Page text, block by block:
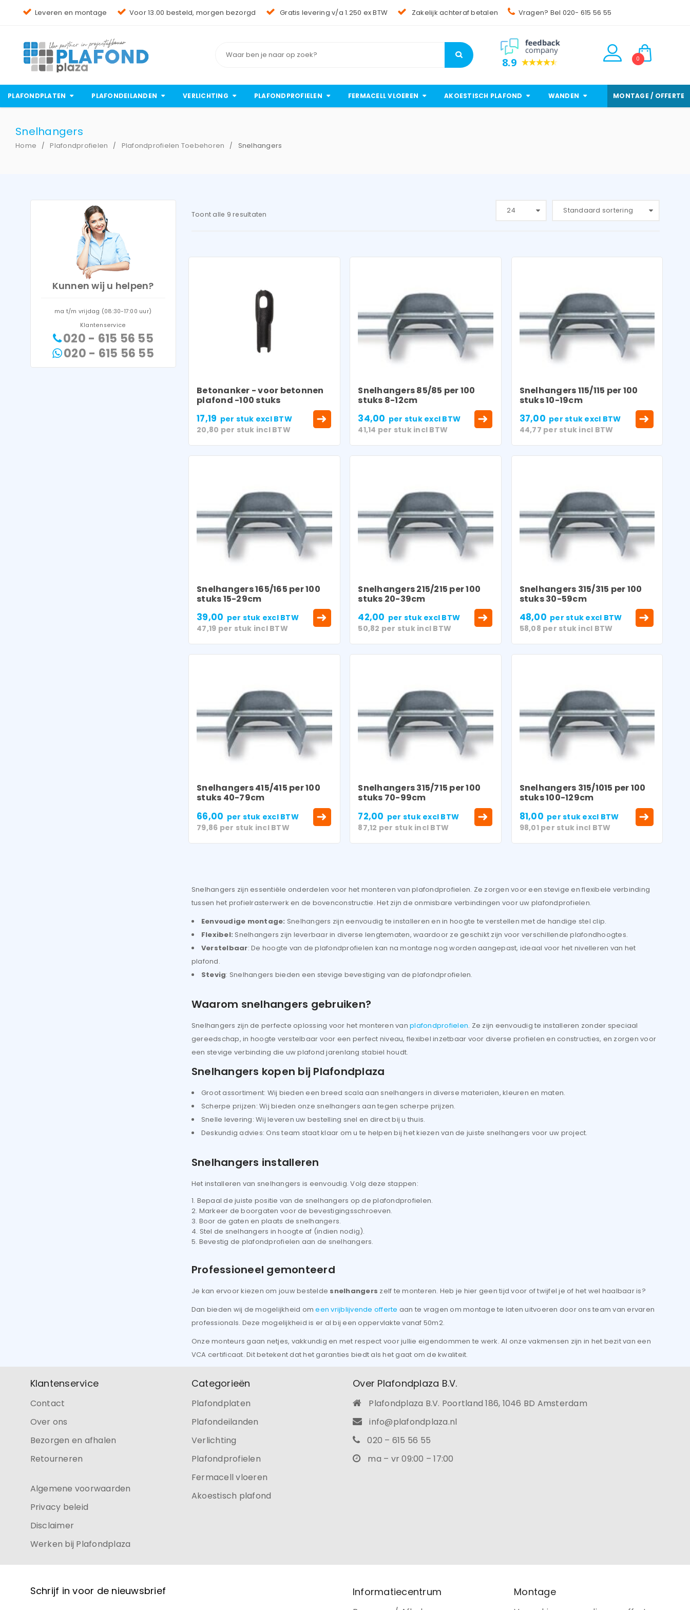
LOGIN
Wachtwoord
Onthouden
INLOGGEN
JE WACHTWOORD VERGETEN?
Leveren en montage Voor 13.00 besteld, morgen bezorgd Gratis levering v/a 1.250 ex BTW Zakelijk achteraf betalen Vragen? Bel 020- 615 56 55
8.9 0
PLAFONDPLATEN PLAFONDEILANDEN VERLICHTING PLAFONDPROFIELEN FERMACELL VLOEREN AKOESTISCH PLAFOND WANDEN MONTAGE / OFFERTE
Snelhangers
Home / Plafondprofielen / Plafondprofielen Toebehoren / Snelhangers
Kunnen wij u helpen?
ma t/m vrijdag (08:30-17:00 uur)
Klantenservice
020 - 615 56 55
020 - 615 56 55
Toont alle 9 resultaten Standaard sortering
24
Betonanker - voor betonnen
plafond -100 stuks
17,19 per stuk excl BTW
20,80 per stuk incl BTW
Snelhangers 85/85 per 100
stuks 8-12cm
34,00 per stukexcl BTW
41,14 per stuk incl BTW
Snelhangers 115/115 per 100
stuks 10-19cm
37,00 per stuk excl BTW
44,77 per stuk incl BTW
Snelhangers 165/165 per 100
stuks 15-29cm
39,00 per stuk excl BTW
47,19 per stuk incl BTW
Snelhangers 215/215 per 100
stuks 20-39cm
42,00 per stukexcl BTW
50,82 per stuk incl BTW
Snelhangers 315/315 per 100
stuks 30-59cm
48,00 per stuk excl BTW
58,08 per stuk incl BTW
Snelhangers 415/415 per 100
stuks 40-79cm
66,00 per stuk excl BTW
79,86 per stuk incl BTW
Snelhangers 315/715 per 100
stuks 70-99cm
72,00 per stukexcl BTW
87,12 per stuk incl BTW
Snelhangers 315/1015 per 100
stuks 100-129cm
81,00 per stuk excl BTW
98,01 per stuk incl BTW
Snelhangers zijn essentiële onderdelen voor het monteren van plafondprofielen. Ze zorgen voor een stevige en flexibele verbinding
tussen het profielrasterwerk en de bovenconstructie. Het zijn de onmisbare verbindingen voor uw plafondprofielen.
Eenvoudige montage: Snelhangers zijn eenvoudig te installeren en in hoogte te verstellen met de handige stel clip.
Flexibel:Snelhangers zijn leverbaar in diverse lengtematen, waardoor ze geschikt zijn voor verschillende plafondhoogtes.
Verstelbaar: De hoogte van de plafondprofielen kan na montage nog worden aangepast, ideaal voor het nivelleren van het
plafond.
Stevig: Snelhangers bieden een stevige bevestiging van de plafondprofielen.
Waarom snelhangers gebruiken?
Snelhangers zijn de perfecte oplossing voor het monteren vanplafondprofielen. Ze zijn eenvoudig te installeren zonder speciaal
gereedschap, in hoogte verstelbaar voor een perfect niveau, flexibel inzetbaar voor diverse profielen en constructies, en zorgen voor
een stevige verbinding die uw plafond jarenlang stabiel houdt.
Snelhangers kopen bij Plafondplaza
Groot assortiment: Wij bieden een breed scala aan snelhangers in diverse materialen, kleuren en maten.
Scherpe prijzen: Wij bieden onze snelhangers aan tegen scherpe prijzen.
Snelle levering: Wij leveren uw bestelling snel en direct bij u thuis.
Deskundig advies: Ons team staat klaar om u te helpen bij het kiezen van de juiste snelhangers voor uw project.
Snelhangers installeren
Het installeren van snelhangers is eenvoudig. Volg deze stappen:
Bepaal de juiste positie van de snelhangers op de plafondprofielen.
Markeer de boorgaten voor de bevestigingsschroeven.
Boor de gaten en plaats de snelhangers.
Stel de snelhangers in hoogte af (indien nodig).
Bevestig de plafondprofielen aan de snelhangers.
Professioneel gemonteerd
Je kan ervoor kiezen om jouw bestelde snelhangers zelf te monteren. Heb je hier geen tijd voor of twijfel je of het wel haalbaar is?
Dan bieden wij de mogelijkheid omeen vrijblijvende offerte aan te vragen om montage te laten uitvoeren door ons team van ervaren
professionals. Deze mogelijkheid is er al bij een oppervlakte vanaf 50m2.
Onze monteurs gaan netjes, vakkundig en met respect voor jullie eigendommen te werk. Al onze vakmensen zijn in het bezit van een
VCA certificaat. Dit betekent dat het garanties biedt als het gaat om de kwaliteit.
Klantenservice
Contact
Over ons
Bezorgen en afhalen
Retourneren
Algemene voorwaarden
Privacy beleid
Disclaimer
Werken bij Plafondplaza
Categorieën
Plafondplaten
Plafondeilanden
Verlichting
Plafondprofielen
Fermacell vloeren
Akoestisch plafond
Over Plafondplaza B.V.
Plafondplaza B.V. Poortland 186, 1046 BD Amsterdam
info@plafondplaza.nl
020 – 615 56 55
ma – vr 09:00 – 17:00
Schrijf in voor de nieuwsbrief Informatiecentrum Montage